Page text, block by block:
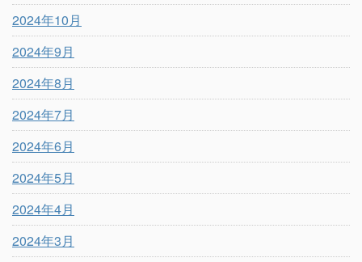
2024年10月
2024年9月
2024年8月
2024年7月
2024年6月
2024年5月
2024年4月
2024年3月